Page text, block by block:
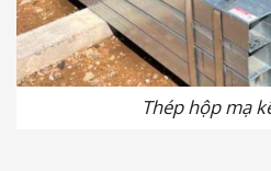
Thép hộp mạ